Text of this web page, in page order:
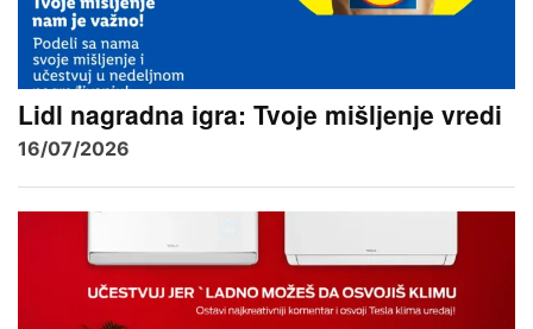
Lidl nagradna igra: Tvoje mišljenje vredi
16/07/2026